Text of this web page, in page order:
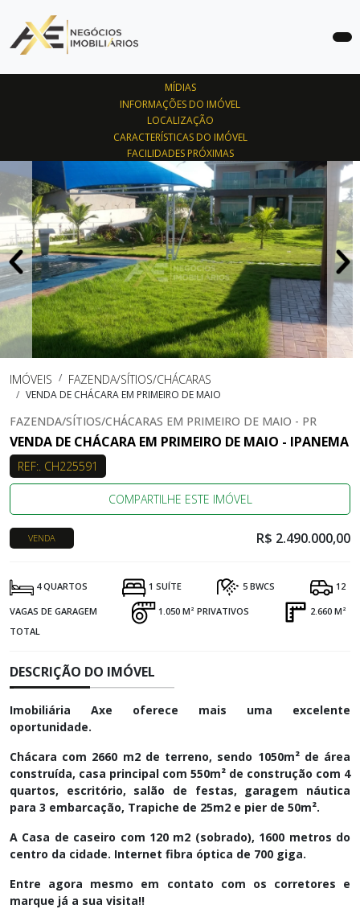
COMPRAR
LANÇAMENTOS
SOBRE
ANUNCIE
SEU
IMÓVEL
CONTATO
MÍDIAS
INFORMAÇÕES DO IMÓVEL
LOCALIZAÇÃO
CARACTERÍSTICAS DO IMÓVEL
FACILIDADES PRÓXIMAS
IMÓVEIS FAZENDA/SÍTIOS/CHÁCARAS
VENDA DE CHÁCARA EM PRIMEIRO DE MAIO
FAZENDA/SÍTIOS/CHÁCARAS EM PRIMEIRO DE MAIO - PR
VENDA DE CHÁCARA EM PRIMEIRO DE MAIO - IPANEMA
REF:. CH225591
COMPARTILHE ESTE IMÓVEL
VENDA R$ 2.490.000,00
4 QUARTOS 1 SUÍTE 5 BWCS 12
VAGAS DE GARAGEM 1.050 M² PRIVATIVOS
2.660 M²
TOTAL
DESCRIÇÃO DO IMÓVEL
Imobiliária Axe oferece mais uma excelente
oportunidade.
Chácara com 2660 m2 de terreno, sendo 1050m² de área
construída, casa principal com 550m² de construção com 4
quartos, escritório, salão de festas, garagem náutica
para 3 embarcação, Trapiche de 25m2 e pier de 50m².
A Casa de caseiro com 120 m2 (sobrado), 1600 metros do
centro da cidade. Internet fibra óptica de 700 giga.
Entre agora mesmo em contato com os corretores e
marque já a sua visita!!